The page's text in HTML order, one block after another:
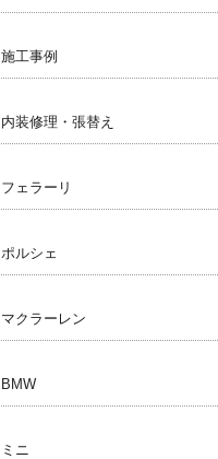
施工事例
内装修理・張替え
フェラーリ
ポルシェ
マクラーレン
BMW
ミニ